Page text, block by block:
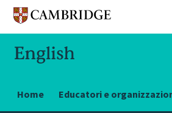
Home Educatori e